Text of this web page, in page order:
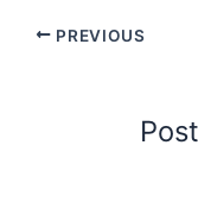
PREVIOUS